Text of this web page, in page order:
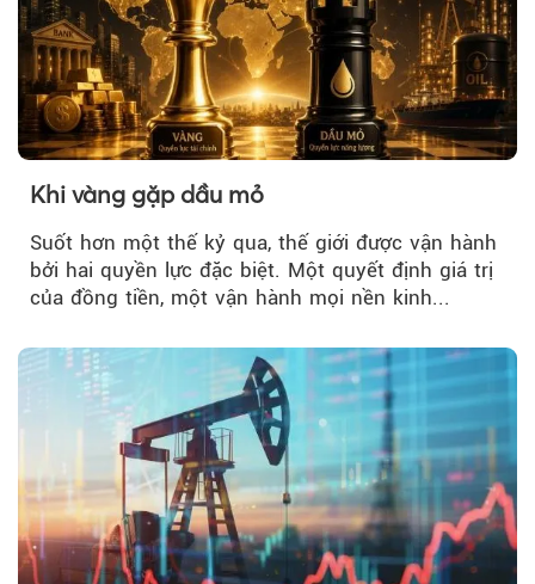
Khi vàng gặp dầu mỏ
Suốt hơn một thế kỷ qua, thế giới được vận hành
bởi hai quyền lực đặc biệt. Một quyết định giá trị
của đồng tiền, một vận hành mọi nền kinh...